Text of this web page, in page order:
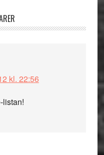
kl. 22:56
listan!